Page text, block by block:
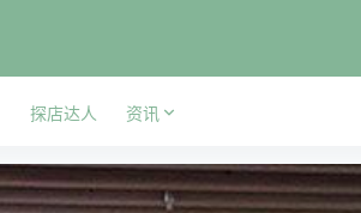
探店达人 资讯